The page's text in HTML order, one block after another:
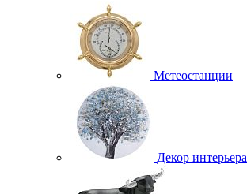
Метеостанции
Декор интерьера